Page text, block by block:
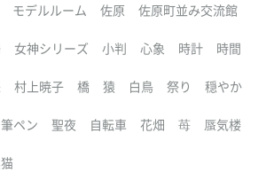
モデルルーム 佐原 佐原町並み交流館
女神シリーズ 小判 心象 時計 時間
村上暁子 橋 猿 白鳥 祭り 穏やか
筆ペン 聖夜 自転車 花畑 苺 蜃気楼